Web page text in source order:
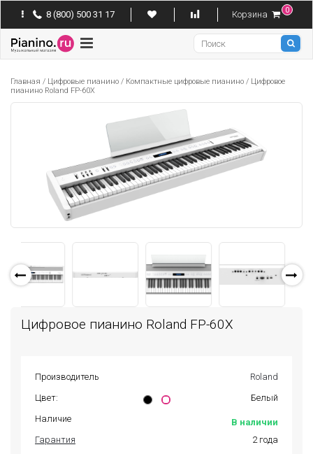
8 (800) 500 31 17 Корзина 0
Pianino
Главная / Цифровые пианино / Компактные цифровые пианино / Цифровое
пианино Roland FP-60X
Цифровое пианино Roland FP-60X
Производитель
Roland
Цвет:
Белый
Наличие
В наличии
Гарантия
2 года